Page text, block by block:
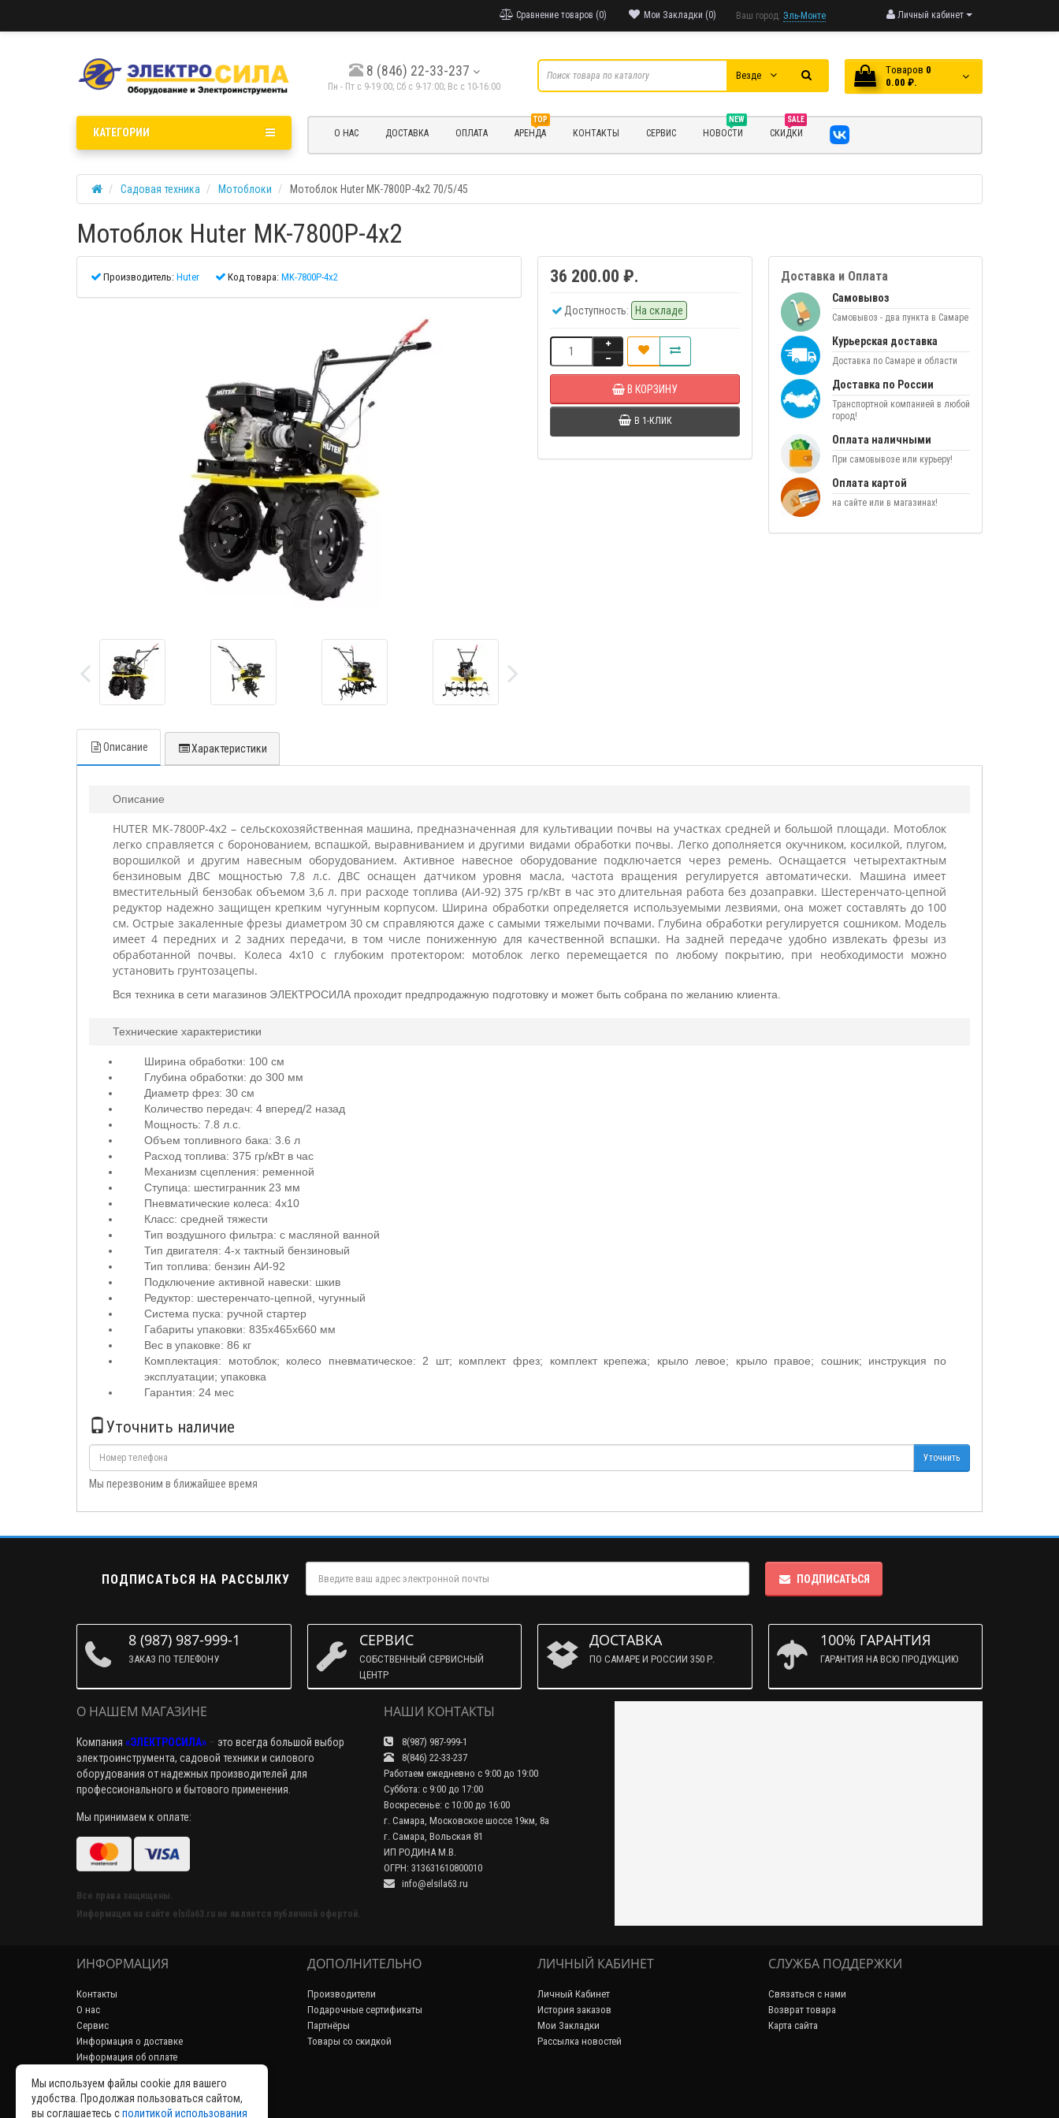
Личный кабинет
Ваш город: Эль-Монте
Мои Закладки (0)
Сравнение товаров (0)
8 (846) 22-33-237
Пн - Пт с 9-19:00; Cб с 9-17:00; Вс с 10-16:00
Везде Tоваров 0
0.00 ₽.
О НАС ДОСТАВКА ОПЛАТА
TOP
АРЕНДА КОНТАКТЫ СЕРВИС
NEW
НОВОСТИ
SALE
СКИДКИ
КАТЕГОРИИ
Садовая техника Мотоблоки Мотоблок Huter MK-7800Р-4х2 70/5/45
Мотоблок Huter MK-7800Р-4х2
Производитель: Huter Код товара: MK-7800Р-4х2 36 200.00 ₽.
Доступность: На складе
В КОРЗИНУ
В 1-КЛИК
Доставка и Оплата
Самовывоз
Самовывоз - два пункта в Самаре
Курьерская доставка
Доставка по Самаре и области
Доставка по России
Транспортной компанией в любой
город!
Оплата наличными
При самовывозе или курьеру!
Оплата картой
на сайте или в магазинах!
Описание Характеристики
Описание
HUTER МК-7800P-4х2 – сельскохозяйственная машина, предназначенная для культивации почвы на участках средней и большой площади. Мотоблок
легко справляется с боронованием, вспашкой, выравниванием и другими видами обработки почвы. Легко дополняется окучником, косилкой, плугом,
ворошилкой и другим навесным оборудованием. Активное навесное оборудование подключается через ремень. Оснащается четырехтактным
бензиновым ДВС мощностью 7,8 л.с. ДВС оснащен датчиком уровня масла, частота вращения регулируется автоматически. Машина имеет
вместительный бензобак объемом 3,6 л. при расходе топлива (АИ-92) 375 гр/кВт в час это длительная работа без дозаправки. Шестеренчато-цепной
редуктор надежно защищен крепким чугунным корпусом. Ширина обработки определяется используемыми лезвиями, она может составлять до 100
см. Острые закаленные фрезы диаметром 30 см справляются даже с самыми тяжелыми почвами. Глубина обработки регулируется сошником. Модель
имеет 4 передних и 2 задних передачи, в том числе пониженную для качественной вспашки. На задней передаче удобно извлекать фрезы из
обработанной почвы. Колеса 4х10 с глубоким протектором: мотоблок легко перемещается по любому покрытию, при необходимости можно
установить грунтозацепы.
Вся техника в сети магазинов ЭЛЕКТРОСИЛА проходит предпродажную подготовку и может быть собрана по желанию клиента.
Технические характеристики
Ширина обработки: 100 см
Глубина обработки: до 300 мм
Диаметр фрез: 30 см
Количество передач: 4 вперед/2 назад
Мощность: 7.8 л.с.
Объем топливного бака: 3.6 л
Расход топлива: 375 гр/кВт в час
Механизм сцепления: ременной
Ступица: шестигранник 23 мм
Пневматические колеса: 4х10
Класс: средней тяжести
Тип воздушного фильтра: с масляной ванной
Тип двигателя: 4-х тактный бензиновый
Тип топлива: бензин АИ-92
Подключение активной навески: шкив
Редуктор: шестеренчато-цепной, чугунный
Система пуска: ручной стартер
Габариты упаковки: 835х465х660 мм
Вес в упаковке: 86 кг
Комплектация: мотоблок; колесо пневматическое: 2 шт; комплект фрез; комплект крепежа; крыло левое; крыло правое; сошник; инструкция по
эксплуатации; упаковка
Гарантия: 24 мес
Уточнить наличие
Уточнить
Мы перезвоним в ближайшее время
ПОДПИСАТЬСЯ НА РАССЫЛКУ ПОДПИСАТЬСЯ
8 (987) 987-999-1
ЗАКАЗ ПО ТЕЛЕФОНУ
СЕРВИС
СОБСТВЕННЫЙ СЕРВИСНЫЙ
ЦЕНТР
ДОСТАВКА
ПО САМАРЕ И РОССИИ 350 Р.
100% ГАРАНТИЯ
ГАРАНТИЯ НА ВСЮ ПРОДУКЦИЮ
О НАШЕМ МАГАЗИНЕ
Компания «ЭЛЕКТРОСИЛА» – это всегда большой выбор
электроинструмента, садовой техники и силового
оборудования от надежных производителей для
профессионального и бытового применения.
Мы принимаем к оплате:
Все права защищены.
Информация на сайте elsila63.ru не является публичной офертой.
НАШИ КОНТАКТЫ
8(987) 987-999-1
8(846) 22-33-237
Работаем ежедневно с 9:00 до 19:00
Суббота: с 9:00 до 17:00
Воскресенье: с 10:00 до 16:00
г. Самара, Московское шоссе 19км, 8а
г. Самара, Вольская 81
ИП РОДИНА М.В.
ОГРН: 313631610800010
info@elsila63.ru
ИНФОРМАЦИЯ
Контакты
О нас
Сервис
Информация о доставке
Информация об оплате
Политика конфиденциальности
Возврат товара
ДОПОЛНИТЕЛЬНО
Производители
Подарочные сертификаты
Партнёры
Товары со скидкой
ЛИЧНЫЙ КАБИНЕТ
Личный Кабинет
История заказов
Мои Закладки
Рассылка новостей
СЛУЖБА ПОДДЕРЖКИ
Связаться с нами
Возврат товара
Карта сайта
Мы используем файлы cookie для вашего
удобства. Продолжая пользоваться сайтом,
вы соглашаетесь сполитикой использования